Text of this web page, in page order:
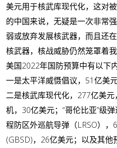
美元用于核武库现代化，这对
的中国来说，无疑是一次非常
弱或放弃发展核武器，而且还
核武器，核战威胁仍然笼罩着我
美国2022年国防预算中有以下
一是太平洋威慑倡议，51亿美元
二是核武库现代化，277亿美
机，30亿美元；“哥伦比亚”级
程防区外巡航导弹（LRSO）
(GBSD)，26亿美元；以及其